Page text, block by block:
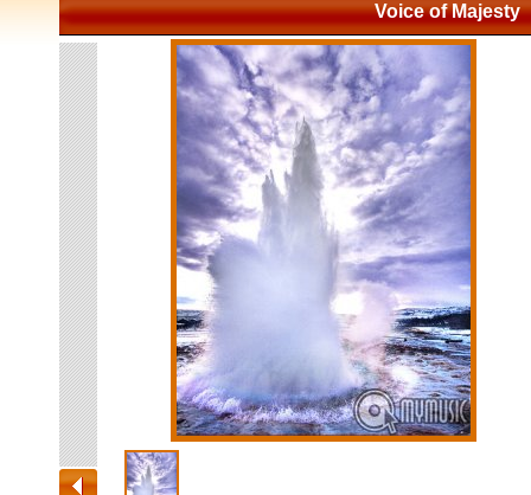
Voice of Majesty